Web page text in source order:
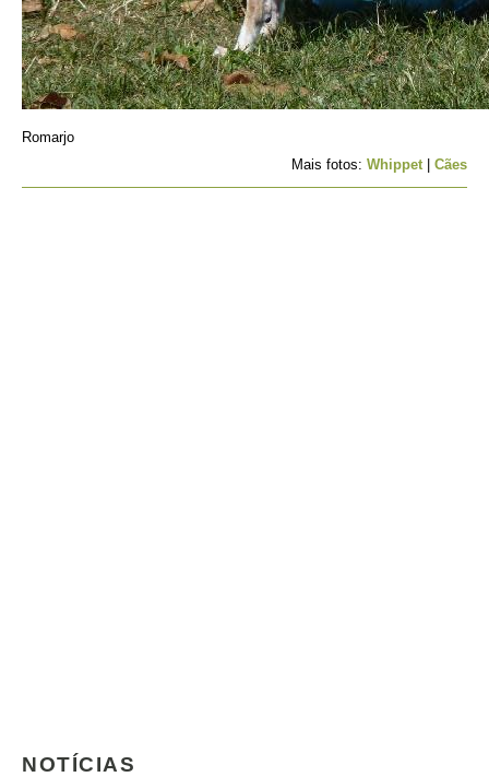
Romarjo
Mais fotos: Whippet| Cães
NOTÍCIAS